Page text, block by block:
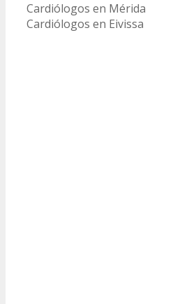
Cardiólogos en Mérida
Cardiólogos en Eivissa